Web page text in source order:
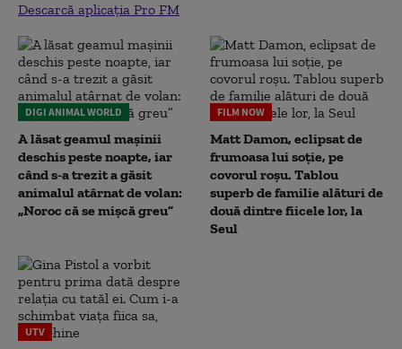
Descarcă aplicația Pro FM
DIGI ANIMAL WORLD
A lăsat geamul mașinii
deschis peste noapte, iar
când s-a trezit a găsit
animalul atârnat de volan:
„Noroc că se mișcă greu”
FILM NOW
Matt Damon, eclipsat de
frumoasa lui soție, pe
covorul roșu. Tablou
superb de familie alături de
două dintre fiicele lor, la
Seul
UTV